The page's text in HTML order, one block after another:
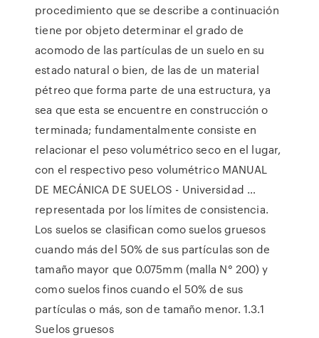
procedimiento que se describe a continuación
tiene por objeto determinar el grado de
acomodo de las partículas de un suelo en su
estado natural o bien, de las de un material
pétreo que forma parte de una estructura, ya
sea que esta se encuentre en construcción o
terminada; fundamentalmente consiste en
relacionar el peso volumétrico seco en el lugar,
con el respectivo peso volumétrico MANUAL
DE MECÁNICA DE SUELOS - Universidad …
representada por los límites de consistencia.
Los suelos se clasifican como suelos gruesos
cuando más del 50% de sus partículas son de
tamaño mayor que 0.075mm (malla N° 200) y
como suelos finos cuando el 50% de sus
partículas o más, son de tamaño menor. 1.3.1
Suelos gruesos